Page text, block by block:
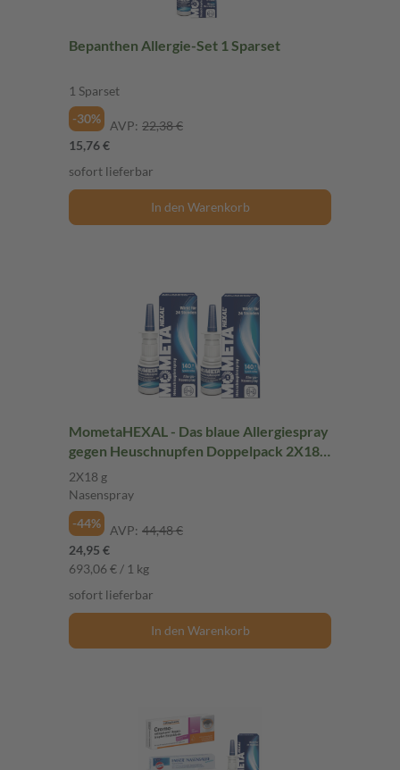
Bepanthen Allergie-Set 1 Sparset
1 Sparset
-30%
AVP: 22,38 €
15,76 €
sofort lieferbar
In den Warenkorb
MometaHEXAL - Das blaue Allergiespray
gegen Heuschnupfen Doppelpack 2X18 g
Nasenspray
2X18 g
Nasenspray
-44%
AVP: 44,48 €
24,95 €
693,06 € / 1 kg
sofort lieferbar
In den Warenkorb